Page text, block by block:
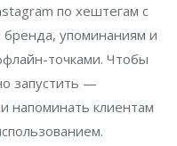
по хештегам с
бренда, упоминаниям и
точками. Чтобы
запустить —
напоминать клиентам